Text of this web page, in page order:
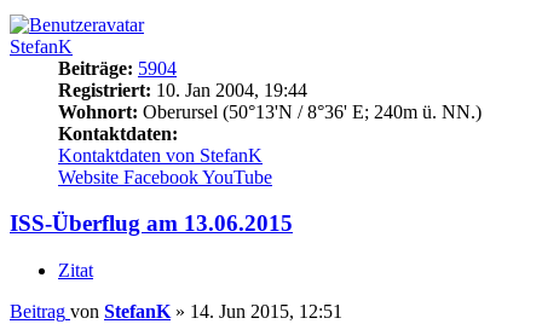
StefanK
Beiträge: 5904
Registriert: 10. Jan 2004, 19:44
Wohnort: Oberursel (50°13'N / 8°36' E; 240m ü. NN.)
Kontaktdaten:
Kontaktdaten von StefanK
Website FacebookYouTube
ISS-Überflug am 13.06.2015
Zitat
Beitrag von StefanK » 14. Jun 2015, 12:51